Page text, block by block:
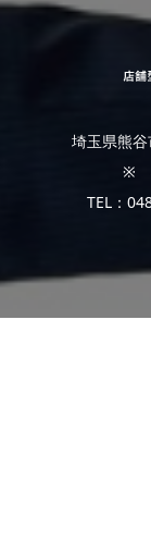
埼玉県熊
※
TEL：